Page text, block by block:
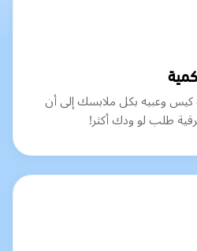
وعبيه بكل ملابسك إلى أن
طلب لو ودك أكثر!